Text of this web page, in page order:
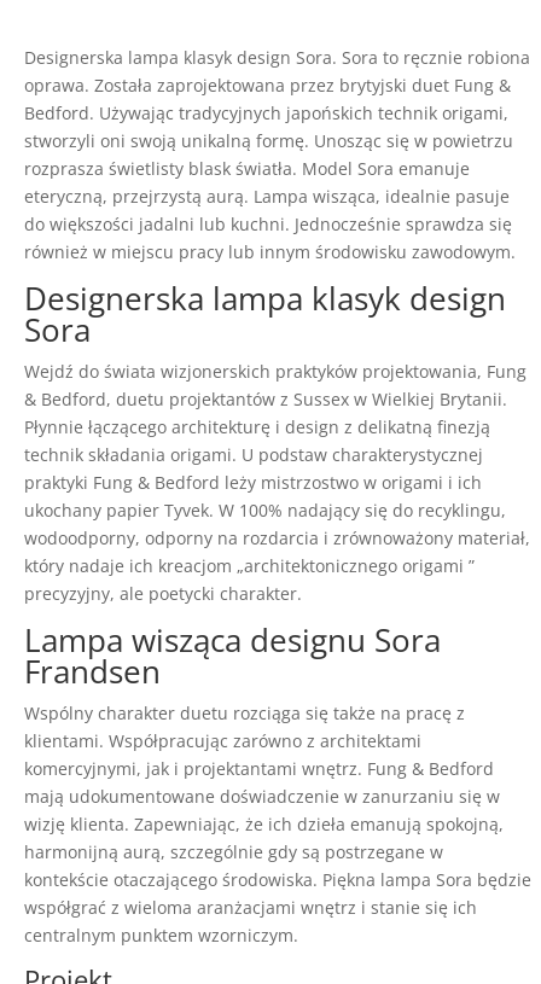
Designerska lampa klasyk design Sora. Sora to ręcznie robiona
oprawa. Została zaprojektowana przez brytyjski duet Fung &
Bedford. Używając tradycyjnych japońskich technik origami,
stworzyli oni swoją unikalną formę. Unosząc się w powietrzu
rozprasza świetlisty blask światła. Model Sora emanuje
eteryczną, przejrzystą aurą. Lampa wisząca, idealnie pasuje
do większości jadalni lub kuchni. Jednocześnie sprawdza się
również w miejscu pracy lub innym środowisku zawodowym.
Designerska lampa klasyk design
Sora
Wejdź do świata wizjonerskich praktyków projektowania, Fung
& Bedford, duetu projektantów z Sussex w Wielkiej Brytanii.
Płynnie łączącego architekturę i design z delikatną finezją
technik składania origami. U podstaw charakterystycznej
praktyki Fung & Bedford leży mistrzostwo w origami i ich
ukochany papier Tyvek. W 100% nadający się do recyklingu,
wodoodporny, odporny na rozdarcia i zrównoważony materiał,
który nadaje ich kreacjom „architektonicznego origami ”
precyzyjny, ale poetycki charakter.
Lampa wisząca designu Sora
Frandsen
Wspólny charakter duetu rozciąga się także na pracę z
klientami. Współpracując zarówno z architektami
komercyjnymi, jak i projektantami wnętrz. Fung & Bedford
mają udokumentowane doświadczenie w zanurzaniu się w
wizję klienta. Zapewniając, że ich dzieła emanują spokojną,
harmonijną aurą, szczególnie gdy są postrzegane w
kontekście otaczającego środowiska. Piękna lampa Sora będzie
współgrać z wieloma aranżacjami wnętrz i stanie się ich
centralnym punktem wzorniczym.